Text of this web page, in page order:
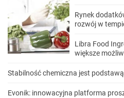
Rynek
rozwój w
Libra Food
większe
Stabilność chemiczna jest
Evonik: innowacyjna platforma